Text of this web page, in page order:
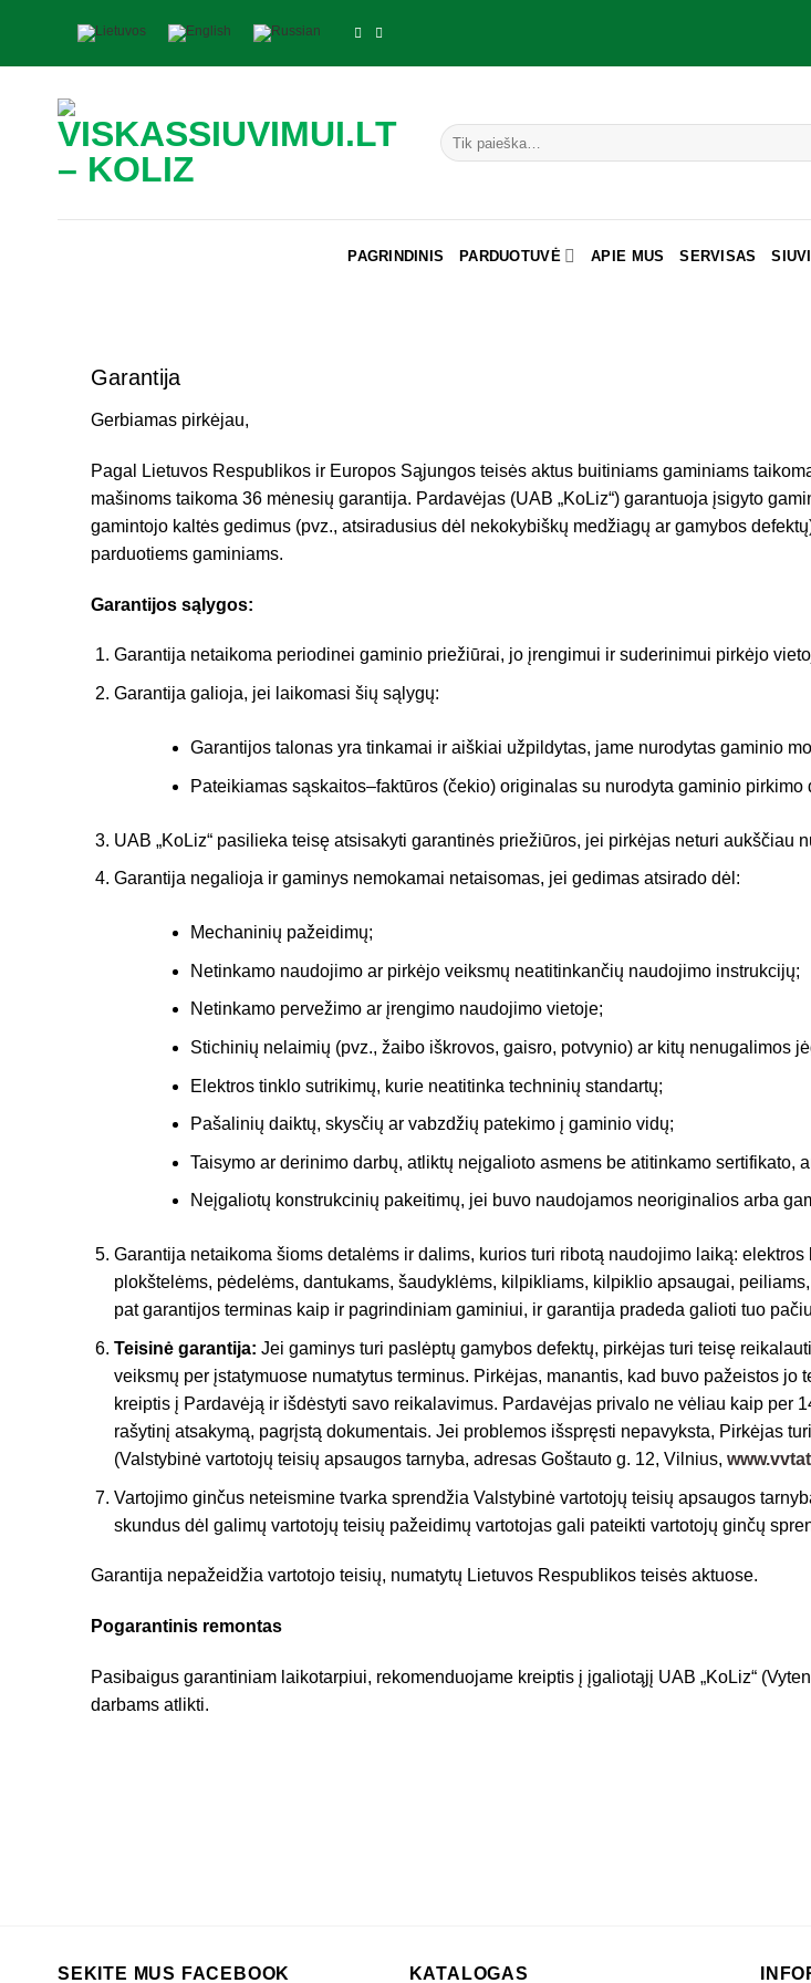
content
Ieškoti:
PAGRINDINIS PARDUOTUVĖ APIE MUS SERVISAS
Garantija
Gerbiamas pirkėjau,
Pagal Lietuvos Respublikos ir Europos Sąjungos teisės aktus buitiniams gaminiams
mašinoms taikoma 36 mėnesių garantija. Pardavėjas (UAB „KoLiz“) garantuoja įsigyto
gamintojo kaltės gedimus (pvz., atsiradusius dėl nekokybiškų medžiagų ar gamybos
parduotiems gaminiams.
Garantijos sąlygos:
Garantija netaikoma periodinei gaminio priežiūrai, jo įrengimui ir suderinimui pirkėjo
Garantija galioja, jei laikomasi šių sąlygų:
Garantijos talonas yra tinkamai ir aiškiai užpildytas, jame nurodytas gaminio
Pateikiamas sąskaitos–faktūros (čekio) originalas su nurodyta gaminio pirkimo
UAB „KoLiz“ pasilieka teisę atsisakyti garantinės priežiūros, jei pirkėjas neturi aukščiau
Garantija negalioja ir gaminys nemokamai netaisomas, jei gedimas atsirado dėl:
Mechaninių pažeidimų;
Netinkamo naudojimo ar pirkėjo veiksmų neatitinkančių naudojimo instrukcijų;
Netinkamo pervežimo ar įrengimo naudojimo vietoje;
Stichinių nelaimių (pvz., žaibo iškrovos, gaisro, potvynio) ar kitų nenugalimos
Elektros tinklo sutrikimų, kurie neatitinka techninių standartų;
Pašalinių daiktų, skysčių ar vabzdžių patekimo į gaminio vidų;
Taisymo ar derinimo darbų, atliktų neįgalioto asmens be atitinkamo
Neįgaliotų konstrukcinių pakeitimų, jei buvo naudojamos neoriginalios arba
Garantija netaikoma šioms detalėms ir dalims, kurios turi ribotą naudojimo laiką:
plokštelėms, pėdelėms, dantukams, šaudyklėms, kilpikliams, kilpiklio apsaugai,
pat garantijos terminas kaip ir pagrindiniam gaminiui, ir garantija pradeda galioti tuo
Teisinė garantija: Jei gaminys turi paslėptų gamybos defektų, pirkėjas turi teisę
veiksmų per įstatymuose numatytus terminus. Pirkėjas, manantis, kad buvo pažeistos
kreiptis į Pardavėją ir išdėstyti savo reikalavimus. Pardavėjas privalo ne vėliau kaip per
rašytinį atsakymą, pagrįstą dokumentais. Jei problemos išspręsti nepavyksta, Pirkėjas
(Valstybinė vartotojų teisių apsaugos tarnyba, adresas Goštauto g. 12, Vilnius,
Vartojimo ginčus neteismine tvarka sprendžia Valstybinė vartotojų teisių apsaugos
skundus dėl galimų vartotojų teisių pažeidimų vartotojas gali pateikti vartotojų ginčų
Garantija nepažeidžia vartotojo teisių, numatytų Lietuvos Respublikos teisės aktuose.
Pogarantinis remontas
Pasibaigus garantiniam laikotarpiui, rekomenduojame kreiptis į įgaliotąjį UAB „KoLiz“
darbams atlikti.
SEKITE MUS FACEBOOK KATALOGAS